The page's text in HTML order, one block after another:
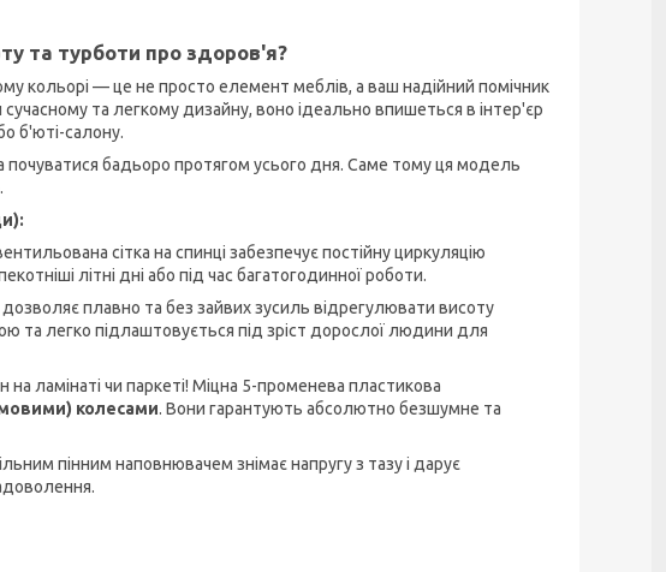
та турботи про здоров'я?
кольорі — це не просто елемент меблів, а ваш надійний помічник
та легкому дизайну, воно ідеально впишеться в інтер'єр
б'юті-салону.
почуватися бадьоро протягом усього дня. Саме тому ця модель
сітка на спинці забезпечує постійну циркуляцію
літні дні або під час багатогодинної роботи.
дозволяє плавно та без зайвих зусиль відрегулювати висоту
та легко підлаштовується під зріст дорослої людини для
на ламінаті чи паркеті! Міцна 5-променева пластикова
колесами. Вони гарантують абсолютно безшумне та
пінним наповнювачем знімає напругу з тазу і дарує